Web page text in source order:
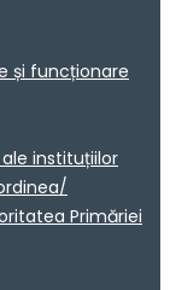
și funcționare
instituțiilor
Primăriei